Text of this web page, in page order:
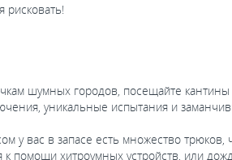
рисковать!
шумных городов, посещайте
уникальные испытания и
у вас в запасе есть множество трюков,
к помощи хитроумных устройств, или